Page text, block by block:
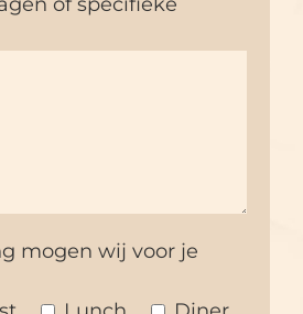
mogen wij voor je